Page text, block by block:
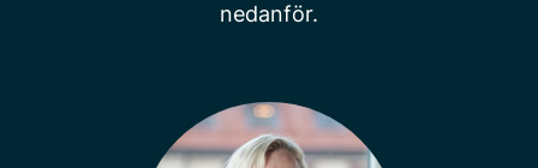
nedanför.